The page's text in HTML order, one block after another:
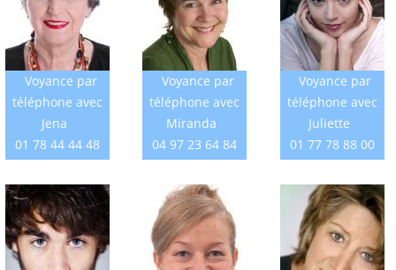
Voyance par
téléphone avec
Jena
01 78 44 44 48
Voyance par
téléphone avec
Miranda
04 97 23 64 84
Voyance par
téléphone avec
Juliette
01 77 78 88 00